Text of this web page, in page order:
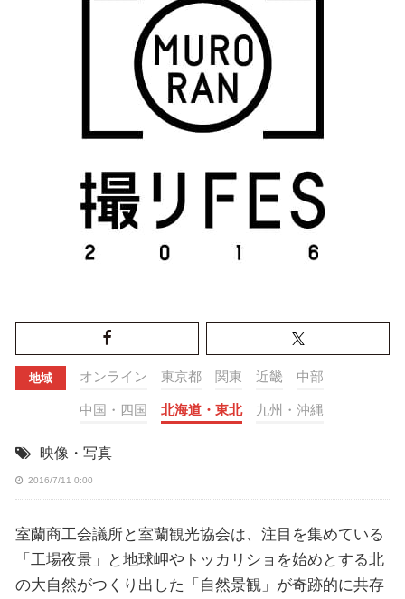
地域 オンライン 東京都 関東 近畿 中部
中国・四国 北海道・東北 九州・沖縄
映像・写真
2016/7/11 0:00
室蘭商工会議所と室蘭観光協会は、注目を集めている
「工場夜景」と地球岬やトッカリショを始めとする北
の大自然がつくり出した「自然景観」が奇跡的に共存